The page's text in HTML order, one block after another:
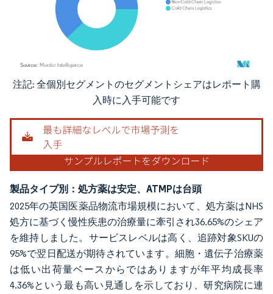
画像 © Mordor Intelligence。再利用にはCC BY 4.0の表示が必要です。
注記: 全個別セグメントのセグメントシェアはレポート購
入時に入手可能です
製品タイプ別：処方薬は安定、ATMPは台頭
2025年の英国医薬品物流市場規模において、処方薬はNHS
処方に基づく慢性疾患の治療量に牽引され36.65%のシェア
を維持しました。サービスレベルは高く、追跡対象SKUの
95%で翌日配送が期待されています。細胞・遺伝子治療薬
は低い出荷量ベースからではありますが年平均成長率
4.36%という最も高い見通しを示しており、研究病院に連